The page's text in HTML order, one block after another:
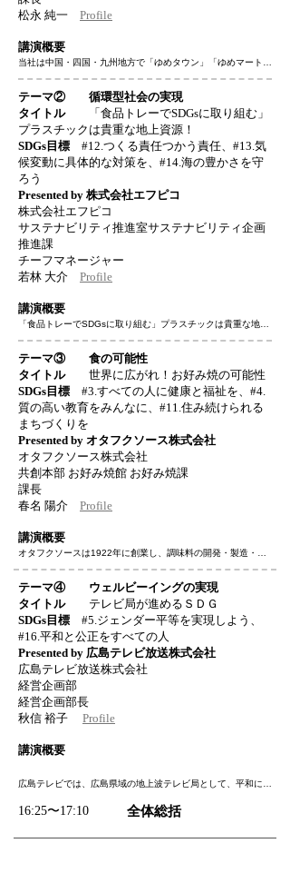
松永 純一
Profile
講演概要
当社は中国・四国・九州地方で「ゆめタウン」「ゆめマート」
「社員が誇りと喜びを感じ、地域とお客さまの生活に貢献し続
ける」を経営理念とし、創業以来、より良い生活環境を維持・
向上させるため地域に根差した事業活動を行ってきました。
近年は、サステナブルなお店・企業を目指して、4つの重点課
題を定め、「youme MIRAI Action」と題した様々な取組みを
実施しています。
当社は特に、出店地域の方との協力に力を入れています。例え
ば、販売する商品を通じて地域の子ども食堂支援団体に寄付を
したり、地元の高校生が育てた豚肉や牛肉を店頭で販売したり
しています。地元の方との取組みを通じ、地域全体を元気にす
る役目を今までもこれからも担って参ります。
講演では当社の取組みの一部をご紹介しつつ、更なる可能性に
ついて皆さんと一緒に考えていきたいと思います。
テーマ② 循環型社会の実現
タイトル「食品トレーでSDGsに取り組む」
プラスチックは貴重な地上資源！
SDGs目標 #12.つくる責任つかう責任、#13.気
候変動に具体的な対策を、#14.海の豊かさを守
ろう
Presented by 株式会社エフピコ
株式会社エフピコ
サステナビリティ推進室サステナビリティ企画
推進課
チーフマネージャー
若林 大介 Profile
講演概要
「食品トレーでSDGsに取り組む」プラスチックは貴重な地上
きる企画や取組を考えてみよう！と題し、35年続く身近な使
用済み食品トレーのリサイクルの仕組みを通して、プラスチッ
クを取り巻く地球環境問題とリアルな循環型社会の形成につい
て考えてみたいと思います。
テーマ③ 食の可能性
タイトル世界に広がれ！お好み焼の可能性
SDGs目標 #3.すべての人に健康と福祉を、#4.
質の高い教育をみんなに、#11.住み続けられる
まちづくりを
Presented by オタフクソース株式会社
オタフクソース株式会社
共創本部 お好み焼館 お好み焼課
課長
春名 陽介 Profile
講演概要
オタフクソースは1922年に創業し、調味料の開発・製造・販
コーポレートスローガン「小さな幸せを、地球の幸せに。」の
もと、
お好み焼をはじめとする「鉄板粉もの」を中心とした食文化を
広めています。
広島のお好み焼は戦後の復興から生まれました。
世界にある小麦粉、野菜、卵と地域の食材を組み合わせて作る
ことができるだけではなく
1枚で様々な栄養素をバランスよく摂取でき、
さらに調理中にはホットプレートや鉄板を囲み団らんのひと時
が生まれるメニューです。
信じ、我々の「美味しいお好み焼を楽しんでほしい」という思
いは、日本中、世界中へとその輪を広げています。
この講演ではお好み焼の歴史、国内、海外への普及活動を紹介
皆様と共に持続可能な社会の実現とお好み焼の可能性、食の未
テーマ④ ウェルビーイングの実現
タイトルテレビ局が進めるＳＤＧ
SDGs目標 #5.ジェンダー平等を実現しよう、
#16.平和と公正をすべての人
Presented by 広島テレビ放送株式会社
広島テレビ放送株式会社
経営企画部
経営企画部長
秋信 裕子 Profile
講演概要
広島テレビでは、広島県域の地上波テレビ局として、平和に関
する取り組みを進めています。特に力を入れているのが、女性
女性の社会進出が進み、労働力人口に占める女性の割合は４
​16:25〜17:10 ​全体総括